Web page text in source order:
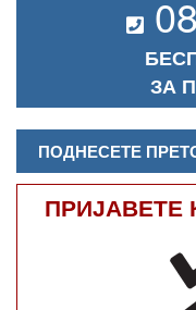
ЗА
ПОДНЕСЕТЕ
ПРИЈАВЕТЕ